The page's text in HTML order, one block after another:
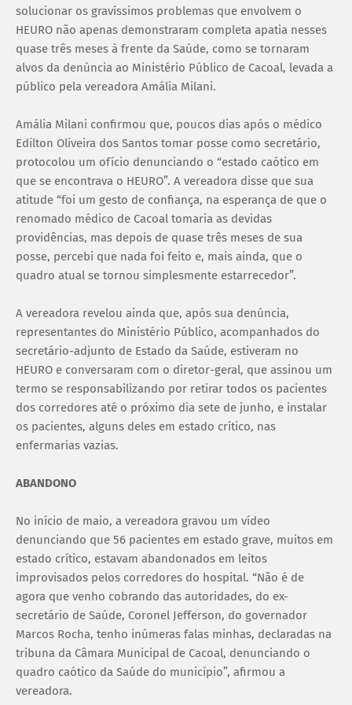
solucionar os gravíssimos problemas que envolvem o
HEURO não apenas demonstraram completa apatia nesses
quase três meses à frente da Saúde, como se tornaram
alvos da denúncia ao Ministério Público de Cacoal, levada a
público pela vereadora Amália Milani.
Amália Milani confirmou que, poucos dias após o médico
Edilton Oliveira dos Santos tomar posse como secretário,
protocolou um ofício denunciando o “estado caótico em
que se encontrava o HEURO”. A vereadora disse que sua
atitude “foi um gesto de confiança, na esperança de que o
renomado médico de Cacoal tomaria as devidas
providências, mas depois de quase três meses de sua
posse, percebi que nada foi feito e, mais ainda, que o
quadro atual se tornou simplesmente estarrecedor”.
A vereadora revelou ainda que, após sua denúncia,
representantes do Ministério Público, acompanhados do
secretário-adjunto de Estado da Saúde, estiveram no
HEURO e conversaram com o diretor-geral, que assinou um
termo se responsabilizando por retirar todos os pacientes
dos corredores até o próximo dia sete de junho, e instalar
os pacientes, alguns deles em estado crítico, nas
enfermarias vazias.
ABANDONO
No início de maio, a vereadora gravou um vídeo
denunciando que 56 pacientes em estado grave, muitos em
estado crítico, estavam abandonados em leitos
improvisados pelos corredores do hospital. “Não é de
agora que venho cobrando das autoridades, do ex-
secretário de Saúde, Coronel Jefferson, do governador
Marcos Rocha, tenho inúmeras falas minhas, declaradas na
tribuna da Câmara Municipal de Cacoal, denunciando o
quadro caótico da Saúde do município”, afirmou a
vereadora.